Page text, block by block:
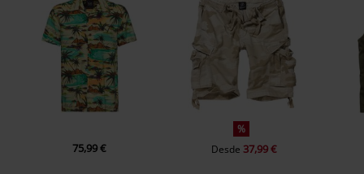
75,99 €
%
Desde 37,99 €